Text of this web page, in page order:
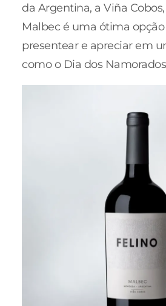
da Argentina, a Viña
Malbec é uma ótima
presentear e apreciar em
como o Dia dos